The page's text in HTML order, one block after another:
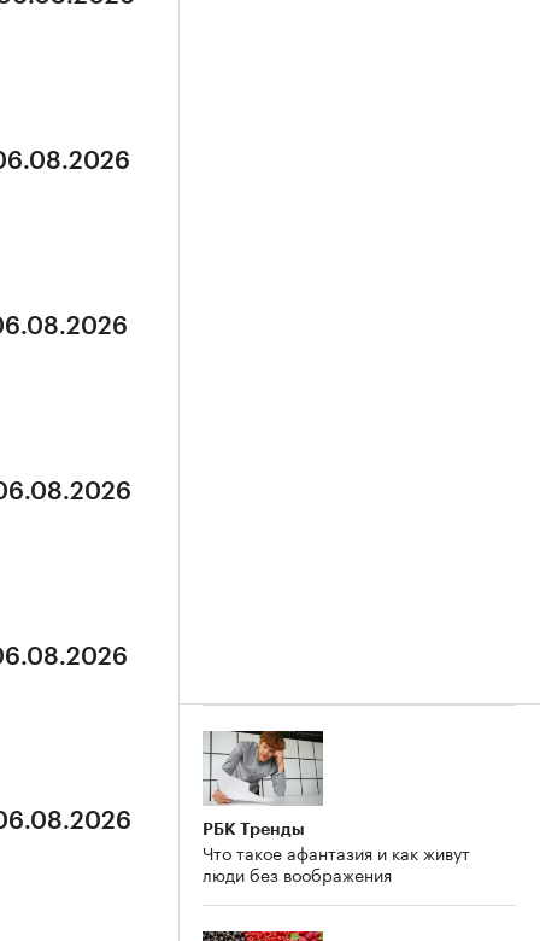
РБК Тренды
Что такое афантазия и как живут
люди без воображения